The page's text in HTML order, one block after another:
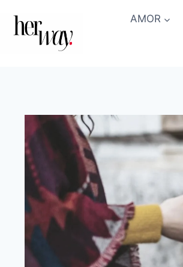
AMOR